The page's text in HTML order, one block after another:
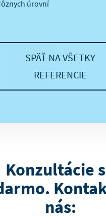
úrovní
SPÄŤ NA VŠETKY
REFERENCIE
Konzultácie
nás: